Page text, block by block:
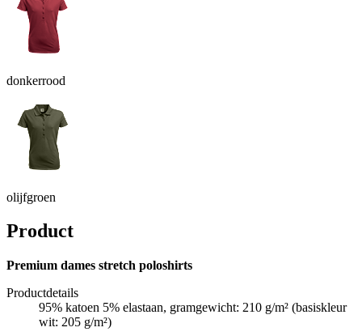
donkerrood
olijfgroen
Product
Premium dames stretch poloshirts
Productdetails
95% katoen 5% elastaan, gramgewicht: 210 g/m² (basiskleur
wit: 205 g/m²)